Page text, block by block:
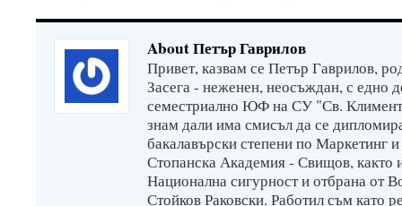
About Петър Гаврилов
Привет, казвам се Петър Гаврилов,
Засега - неженен, неосъждан, с едно
семестриално ЮФ на СУ "Св.
знам дали има смисъл да се
бакалавърски степени по Маркетинг
Стопанска Академия - Свищов, както
Национална сигурност и отбрана от
Стойков Раковски. Работил съм като